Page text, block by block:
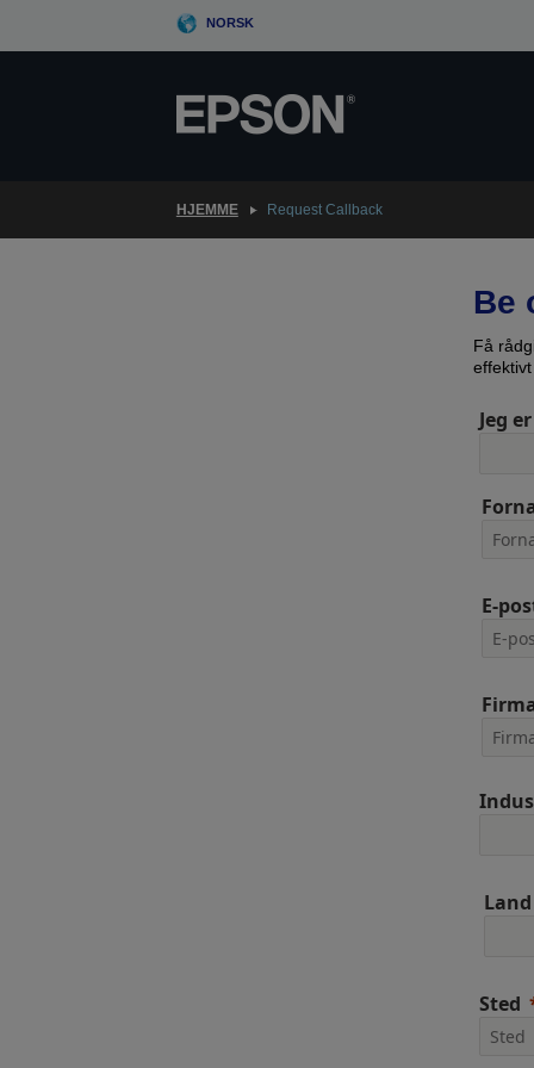
NORSK
HJEMME Request Callback
Be
Få
Jeg
E-
Land
Sted